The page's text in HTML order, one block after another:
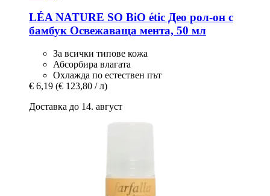
LÉA NATURE SO BiO étic Део рол-​он с
бамбук Oсвежаваща мента, 50 мл
За всички типове кожа
Абсорбира влагата
Охлажда по естествен път
€ 6,19 (€ 123,80 / л)
Доставка до 14. август